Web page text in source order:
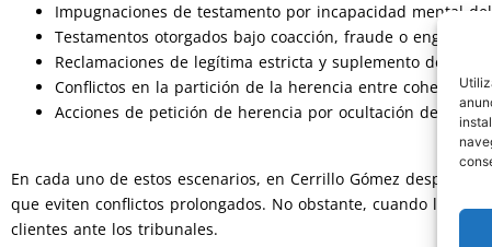
Impugnaciones de testamento por incapacidad mental
Testamentos otorgados bajo coacción, fraude o engaño
Reclamaciones de legítima estricta y suplemento de
Conflictos en la partición de la herencia entre
Acciones de petición de herencia por ocultación de bienes
En cada uno de estos escenarios, en Cerrillo Gómez
que eviten conflictos prolongados. No obstante, cuando la
clientes ante los tribunales.